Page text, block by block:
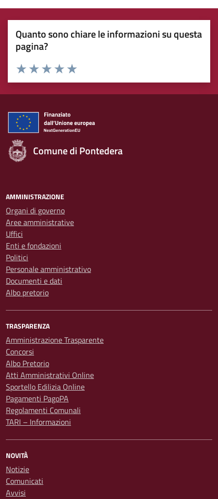
Quanto sono chiare le informazioni su questa
pagina?
Rating:
Valuta 5 stelle su 5
Valuta 4 stelle su 5
Valuta 3 stelle su 5
Valuta 2 stelle su 5
Valuta 1 stelle su 5
Comune di Pontedera
AMMINISTRAZIONE
Organi di governo
Aree amministrative
Uffici
Enti e fondazioni
Politici
Personale amministrativo
Documenti e dati
Albo pretorio
TRASPARENZA
Amministrazione Trasparente
Concorsi
Albo Pretorio
Atti Amministrativi Online
Sportello Edilizia Online
Pagamenti PagoPA
Regolamenti Comunali
TARI – Informazioni
NOVITÀ
Notizie
Comunicati
Avvisi